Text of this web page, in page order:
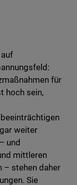
für
hoch sein,
weiter
und
mittleren
– stehen daher
Sie